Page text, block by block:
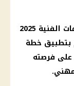
يُعَد انتظام امتحانات الدور الثاني للدبلومات الفنية 2025
بتطبيق خطة
فرصته